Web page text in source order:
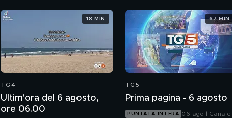
TG4
Ultim'ora del 6 agosto,
ore 06.00
18 MIN
TG5
Prima pagina - 6 agosto
PUNTATA INTERA 06 ago | Canale
67 MIN